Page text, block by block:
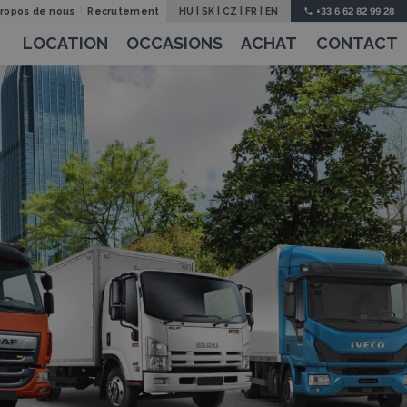
de nous Recrutement HU |SK CZ |FR |EN +33 6 62 82 99 28
LOCATION OCCASIONS ACHAT CONTACT